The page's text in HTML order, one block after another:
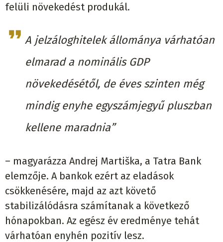
felüli növekedést produkál.
A jelzáloghitelek állománya várhatóan
elmarad a nominális GDP
növekedésétől, de éves szinten még
mindig enyhe egyszámjegyű pluszban
kellene maradnia”
– magyarázza Andrej Martiška, a Tatra Bank
elemzője. A bankok ezért az eladások
csökkenésére, majd az azt követő
stabilizálódásra számítanak a következő
hónapokban. Az egész év eredménye tehát
várhatóan enyhén pozitív lesz.